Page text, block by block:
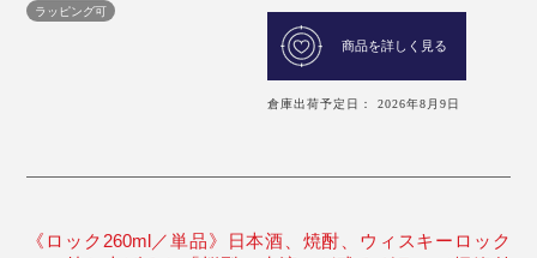
ラッピング可
商品を詳しく見る
倉庫出荷予定日： 2026年8月9日
《ロック260ml／単品》日本酒、焼酎、ウィスキーロック